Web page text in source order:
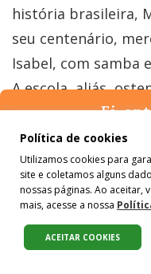
história brasileira,
seu centenário,
Isabel, com samba
A escola, aliás,
enredos à
presidente de
Mas numplot twist
capaz, acontece
Capitão Guimarães
Compartilhe:
Política de cookies
Utilizamos cookies para
site e coletamos alguns
nossas páginas. Ao aceitar,
mais, acesse a nossa
ACEITAR COOKIES
Ei,
Pense na importância
colunistas e reportagens